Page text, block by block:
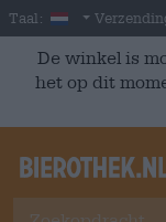
Skip to main content
Taal: Dutch
De winkel is
het op dit